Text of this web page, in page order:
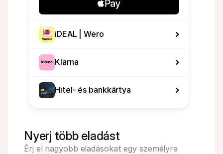
iDEAL | Wero
Klarna
Hitel- és bankkártya
Nyerj több eladást
Érj el nagyobb eladásokat egy személyre